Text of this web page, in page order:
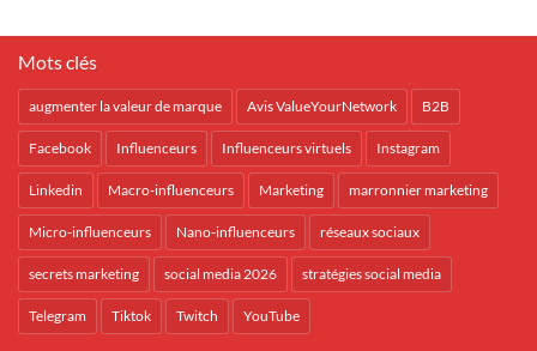
Mots clés
augmenter la valeur de marque Avis ValueYourNetwork B2B
Facebook Influenceurs Influenceurs virtuels Instagram
Linkedin Macro-influenceurs Marketing marronnier marketing
Micro-influenceurs Nano-influenceurs réseaux sociaux
secrets marketing social media 2026 stratégies social media
Telegram Tiktok Twitch YouTube